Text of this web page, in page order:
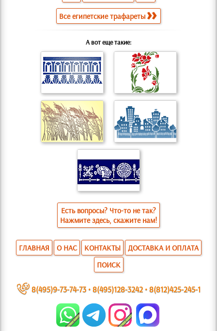
Все египетские трафареты
А вот еще такие:
Есть вопросы? Что-то не так?
Нажмите здесь, скажите нам!
ГЛАВНАЯ О НАС КОНТАКТЫ
ДОСТАВКА И ОПЛАТА
ПОИСК
~ 8(495)9-73-74-73•8(495)128-3242•8(812)425-245-1